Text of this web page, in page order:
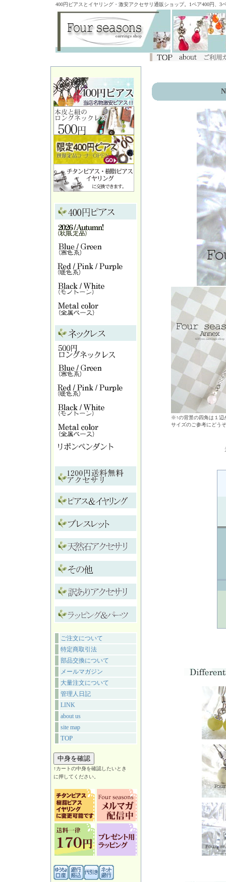
400円ピアスとイヤリング・激安アクセサリ通販ショップ。1ペア400円、
ご注文について
特定商取引法
部品交換について
メールマガジン
大量注文について
管理人日記
LINK
about us
site map
TOP
↑カートの中身を確認したいとき
に押してください。
※↑の背景の四角は１辺
サイズのご参考にどう